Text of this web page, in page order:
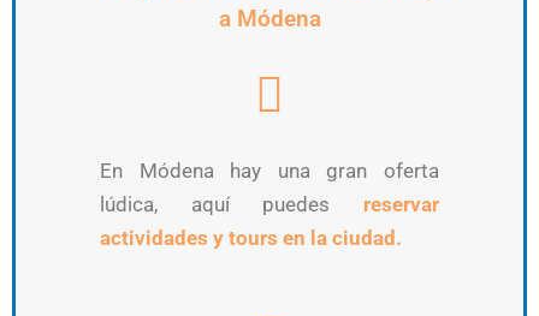
a Módena
En Módena hay una gran oferta
lúdica, aquí puedes reservar
actividades y tours en la ciudad.